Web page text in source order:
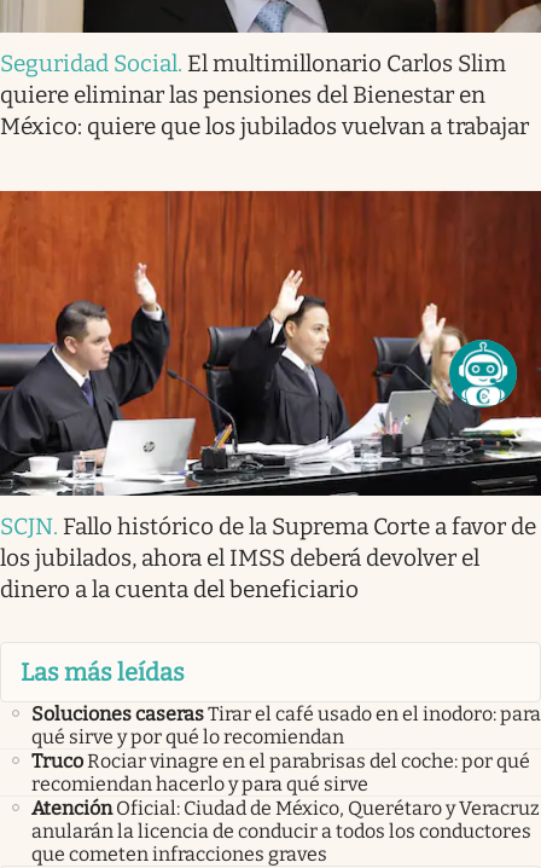
Seguridad Social. El multimillonario Carlos Slim
quiere eliminar las pensiones del Bienestar en
México: quiere que los jubilados vuelvan a trabajar
SCJN. Fallo histórico de la Suprema Corte a favor de
los jubilados, ahora el IMSS deberá devolver el
dinero a la cuenta del beneficiario
Las más leídas
Soluciones caserasTirar el café usado en el inodoro: para
qué sirve y por qué lo recomiendan
TrucoRociar vinagre en el parabrisas del coche: por qué
recomiendan hacerlo y para qué sirve
Atención Oficial: Ciudad de México, Querétaro y Veracruz
anularán la licencia de conducir a todos los conductores
que cometen infracciones graves